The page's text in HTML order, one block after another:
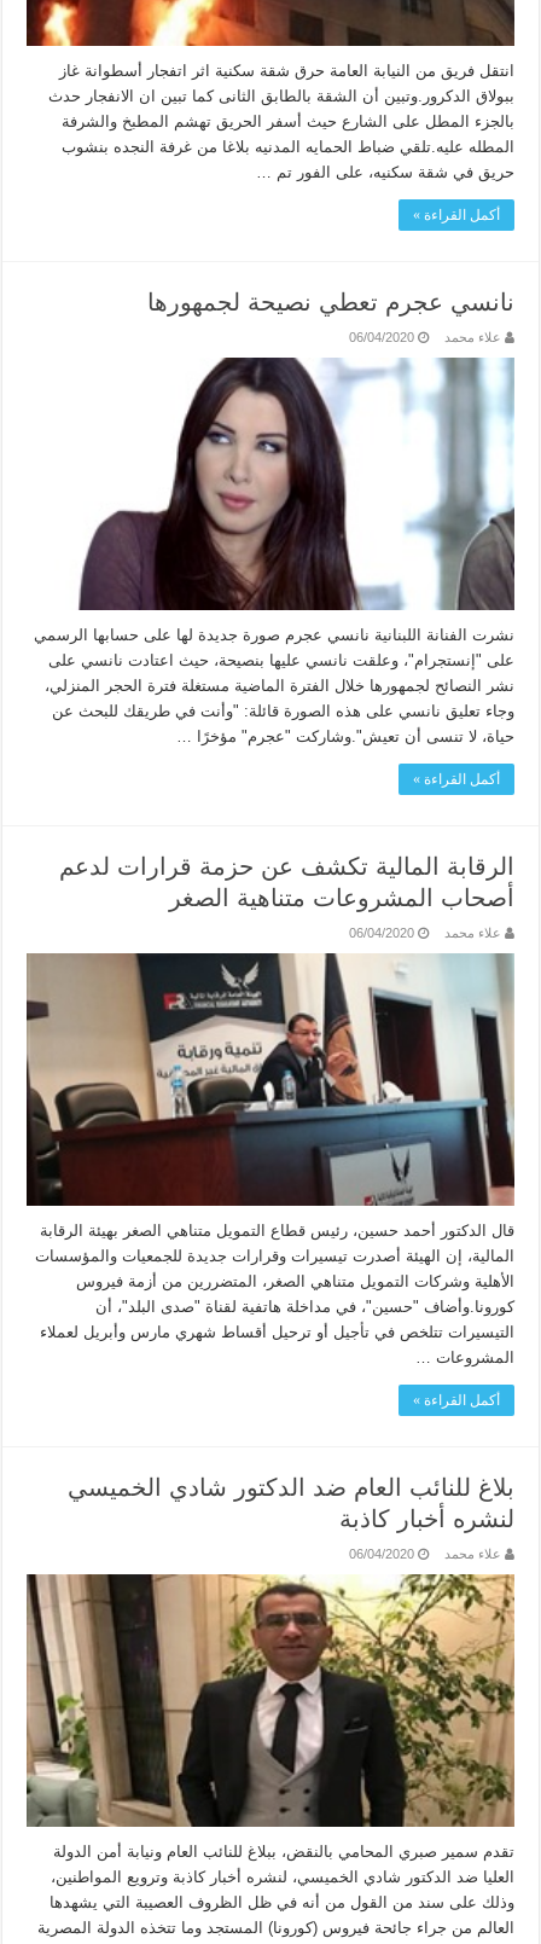
انتقل فريق من النيابة العامة حرق شقة سكنية اثر اتفجار أسطوانة غاز
ببولاق الدكرور.وتبين أن الشقة بالطابق الثانى كما تبين ان الانفجار حدث
بالجزء المطل على الشارع حيث أسفر الحريق تهشم المطبخ والشرفة
المطله عليه.تلقي ضباط الحمايه المدنيه بلاغا من غرفة النجده بنشوب
حريق في شقة سكنيه، على الفور تم …
أكمل القراءة »
نانسي عجرم تعطي نصيحة لجمهورها
علاء محمد 06/04/2020
نشرت الفنانة اللبنانية نانسي عجرم صورة جديدة لها على حسابها الرسمي
على "إنستجرام"، وعلقت نانسي عليها بنصيحة، حيث اعتادت نانسي على
نشر النصائح لجمهورها خلال الفترة الماضية مستغلة فترة الحجر المنزلي،
وجاء تعليق نانسي على هذه الصورة قائلة: "وأنت في طريقك للبحث عن
حياة، لا تنسى أن تعيش".وشاركت "عجرم" مؤخرًا …
أكمل القراءة »
الرقابة المالية تكشف عن حزمة قرارات لدعم
أصحاب المشروعات متناهية الصغر
علاء محمد 06/04/2020
قال الدكتور أحمد حسين، رئيس قطاع التمويل متناهي الصغر بهيئة الرقابة
المالية، إن الهيئة أصدرت تيسيرات وقرارات جديدة للجمعيات والمؤسسات
الأهلية وشركات التمويل متناهي الصغر، المتضررين من أزمة فيروس
كورونا.وأضاف "حسين"، في مداخلة هاتفية لقناة "صدى البلد"، أن
التيسيرات تتلخص في تأجيل أو ترحيل أقساط شهري مارس وأبريل لعملاء
المشروعات …
أكمل القراءة »
بلاغ للنائب العام ضد الدكتور شادي الخميسي
لنشره أخبار كاذبة
علاء محمد 06/04/2020
تقدم سمير صبري المحامي بالنقض، ببلاغ للنائب العام ونيابة أمن الدولة
العليا ضد الدكتور شادي الخميسي، لنشره أخبار كاذبة وترويع المواطنين،
وذلك على سند من القول من أنه في ظل الظروف العصيبة التي يشهدها
العالم من جراء جائحة فيروس (كورونا) المستجد وما تتخذه الدولة المصرية